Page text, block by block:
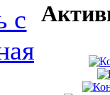
с